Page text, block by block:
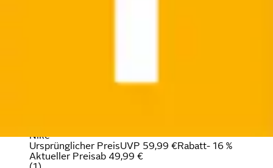
Nike
Ursprünglicher PreisUVP 59,99 €Rabatt- 16 %
Aktueller Preisab 49,99 €